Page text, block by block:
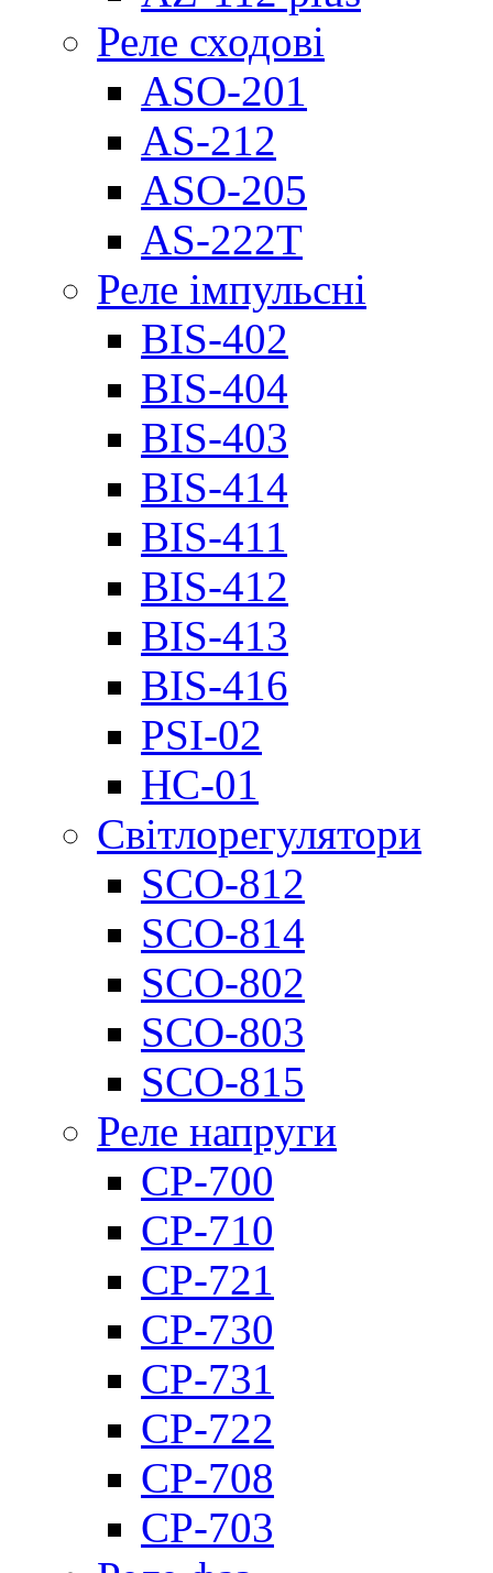
Реле сходові
ASO-201
AS-212
ASO-205
AS-222T
Реле імпульсні
BIS-402
BIS-404
BIS-403
BIS-414
BIS-411
BIS-412
BIS-413
BIS-416
PSI-02
НС-01
Світлорегулятори
SCO-812
SCO-814
SCO-802
SCO-803
SCO-815
Реле напруги
CP-700
CP-710
CP-721
CP-730
CP-731
CP-722
CP-708
CP-703